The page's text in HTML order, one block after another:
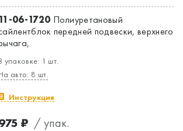
11-06-1720 Полиуретановый
передней подвески, верхнего
упаковке: 1 шт.
авто: 8 шт.
Инструкция
₽ / упак.